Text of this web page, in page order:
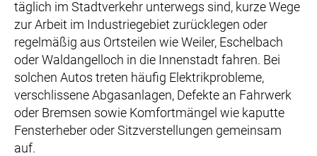
täglich im Stadtverkehr unterwegs sind, kurze Wege
zur Arbeit im Industriegebiet zurücklegen oder
regelmäßig aus Ortsteilen wie Weiler, Eschelbach
oder Waldangelloch in die Innenstadt fahren. Bei
solchen Autos treten häufig Elektrikprobleme,
verschlissene Abgasanlagen, Defekte an Fahrwerk
oder Bremsen sowie Komfortmängel wie kaputte
Fensterheber oder Sitzverstellungen gemeinsam
auf.